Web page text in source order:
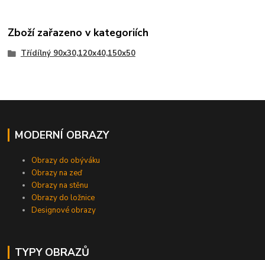
Zboží zařazeno v kategoriích
Třídílný 90x30,120x40,150x50
MODERNÍ OBRAZY
Obrazy do obýváku
Obrazy na zeď
Obrazy na stěnu
Obrazy do ložnice
Designové obrazy
TYPY OBRAZŮ